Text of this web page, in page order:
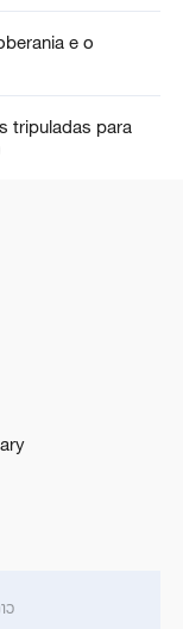
e o
tripuladas para
ວ